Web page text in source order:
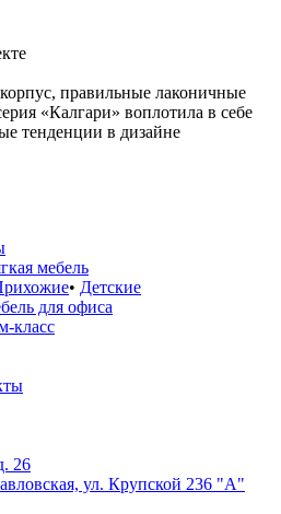
правильные лаконичные
«Калгари» воплотила в себе
тенденции в дизайне
мебель
• Детские
для офиса
класс
26
ул. Крупской 236 "А"